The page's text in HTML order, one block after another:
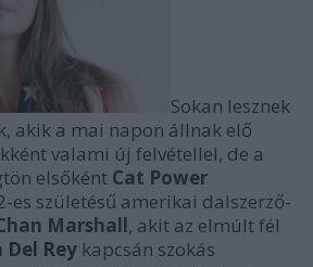
Sokan lesznek
akik a mai napon állnak elő
valami új felvétellel, de a
elsőként Cat Power
es születésű amerikai dalszerző-
Marshall, akit az elmúlt fél
Del Rey kapcsán szokás